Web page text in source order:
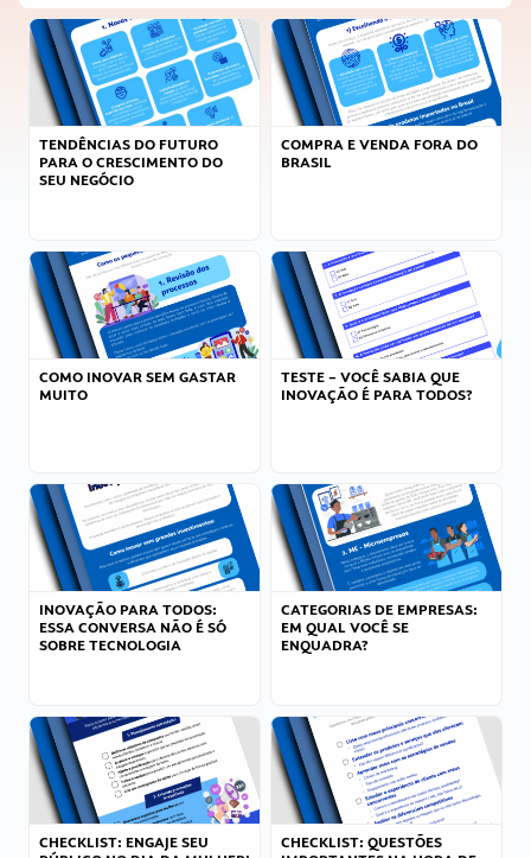
TENDÊNCIAS DO FUTURO
PARA O CRESCIMENTO DO
SEU NEGÓCIO
COMPRA E VENDA FORA DO
BRASIL
COMO INOVAR SEM GASTAR
MUITO
TESTE – VOCÊ SABIA QUE
INOVAÇÃO É PARA TODOS?
INOVAÇÃO PARA TODOS:
ESSA CONVERSA NÃO É SÓ
SOBRE TECNOLOGIA
CATEGORIAS DE EMPRESAS:
EM QUAL VOCÊ SE
ENQUADRA?
CHECKLIST: ENGAJE SEU
CHECKLIST: QUESTÕES